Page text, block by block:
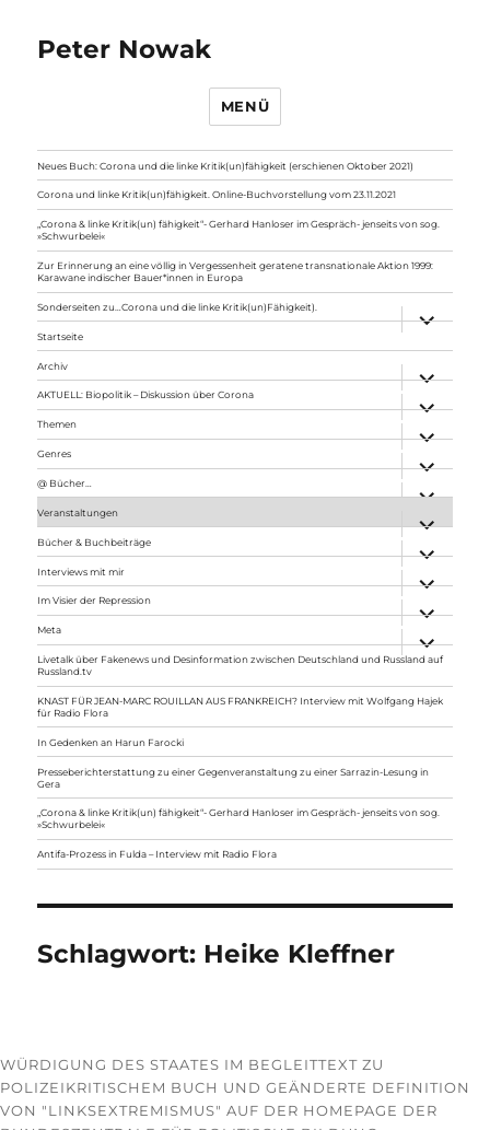
Peter Nowak
MENÜ
Neues Buch: Corona und die linke Kritik(un)fähigkeit (erschienen Oktober 2021)
Corona und linke Kritik(un)fähigkeit. Online-Buchvorstellung vom 23.11.2021
„Corona & linke Kritik(un) fähigkeit“- Gerhard Hanloser im Gespräch- jenseits von sog.
»Schwurbelei«
Zur Erinnerung an eine völlig in Vergessenheit geratene transnationale Aktion 1999:
Karawane indischer Bauer*innen in Europa
Sonderseiten zu…Corona und die linke Kritik(un)Fähigkeit).
anzeigen
Startseite
Archiv
anzeigen
AKTUELL: Biopolitik – Diskussion über Corona
anzeigen
Themen
anzeigen
Genres
anzeigen
@ Bücher…
Veranstaltungen
anzeigen
Bücher & Buchbeiträge
anzeigen
Interviews mit mir
anzeigen
Im Visier der Repression
anzeigen
Meta
anzeigen
Livetalk über Fakenews und Desinformation zwischen Deutschland und Russland auf
Russland.tv
KNAST FÜR JEAN-MARC ROUILLAN AUS FRANKREICH? Interview mit Wolfgang Hajek
für Radio Flora
In Gedenken an Harun Farocki
Presseberichterstattung zu einer Gegenveranstaltung zu einer Sarrazin-Lesung in
Gera
„Corona & linke Kritik(un) fähigkeit“- Gerhard Hanloser im Gespräch- jenseits von sog.
»Schwurbelei«
Antifa-Prozess in Fulda – Interview mit Radio Flora
Schlagwort: Heike Kleffner
WÜRDIGUNG DES STAATES IM BEGLEITTEXT ZU
POLIZEIKRITISCHEM BUCH UND GEÄNDERTE DEFINITION
VON "LINKSEXTREMISMUS" AUF DER HOMEPAGE DER